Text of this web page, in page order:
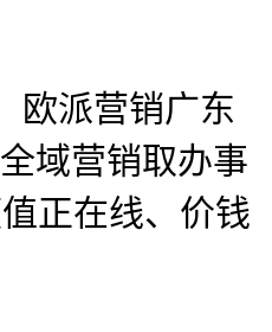
欧派营销广东
域营销取办事
正在线、价钱